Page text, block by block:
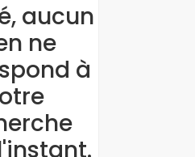
aucun
ne
à